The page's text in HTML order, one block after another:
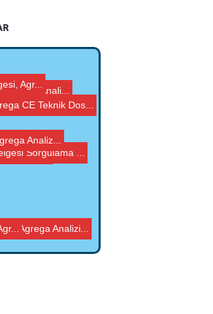
9001...
Sorgulama ...
Agrega Analizi...
Anali...
Agrega Anali...
Analiz...